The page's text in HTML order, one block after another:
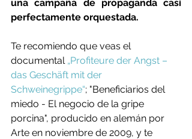
una campaña de propaganda casi
perfectamente orquestada.
Te recomiendo que veas el
documental „Profiteure der Angst –
das Geschäft mit der
Schweinegrippe“; "Beneficiarios del
miedo - El negocio de la gripe
porcina", producido en alemán por
Arte en noviembre de 2009, y te